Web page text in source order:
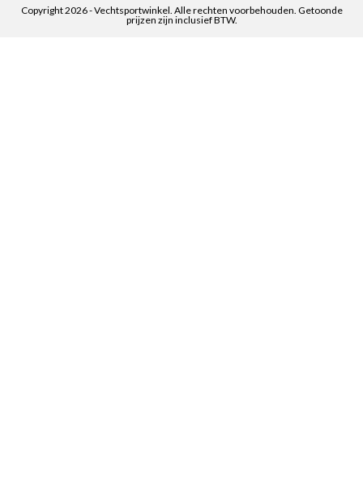
Copyright 2026 - Vechtsportwinkel. Alle rechten voorbehouden. Getoonde
prijzen zijn inclusief BTW.